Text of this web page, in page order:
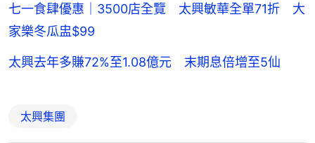
七一食肆優惠｜3500店全覽 太興敏華全單71折 大
家樂冬瓜盅$99
太興去年多賺72%至1.08億元 末期息倍增至5仙
太興集團